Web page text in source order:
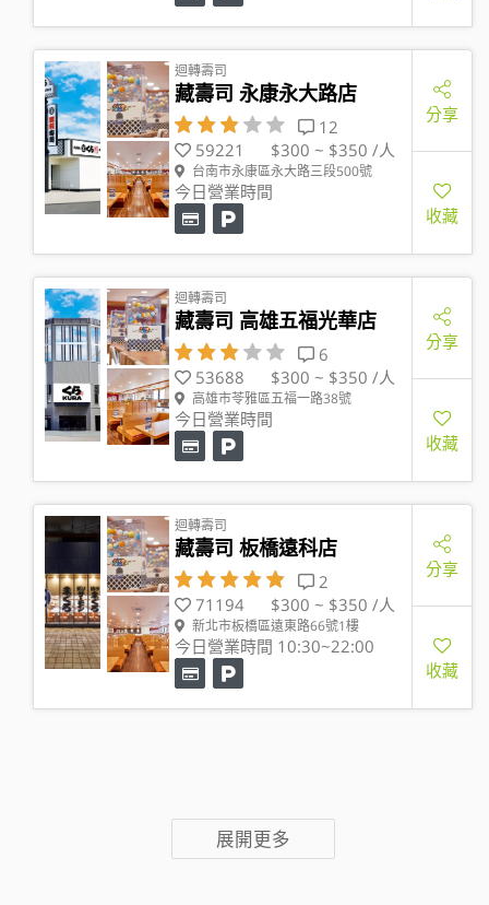
迴轉壽司
藏壽司 永康永大路店
12
59221
$300 ~ $350 /人
台南市永康區永大路三段500號
今日營業時間
分享
收藏
迴轉壽司
藏壽司 高雄五福光華店
6
53688
$300 ~ $350 /人
高雄市苓雅區五福一路38號
今日營業時間
分享
收藏
迴轉壽司
藏壽司 板橋遠科店
2
71194
$300 ~ $350 /人
新北市板橋區遠東路66號1樓
今日營業時間 10:30~22:00
分享
收藏
展開更多